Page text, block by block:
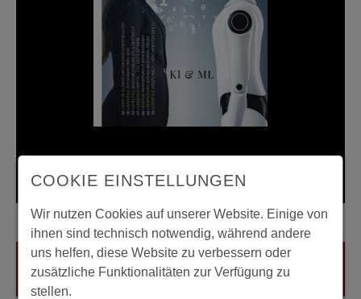
Zum Heft
COOKIE EINSTELLUNGEN
Wir nutzen Cookies auf unserer Website. Einige von
ihnen sind technisch notwendig, während andere
uns helfen, diese Website zu verbessern oder
zusätzliche Funktionalitäten zur Verfügung zu
stellen.